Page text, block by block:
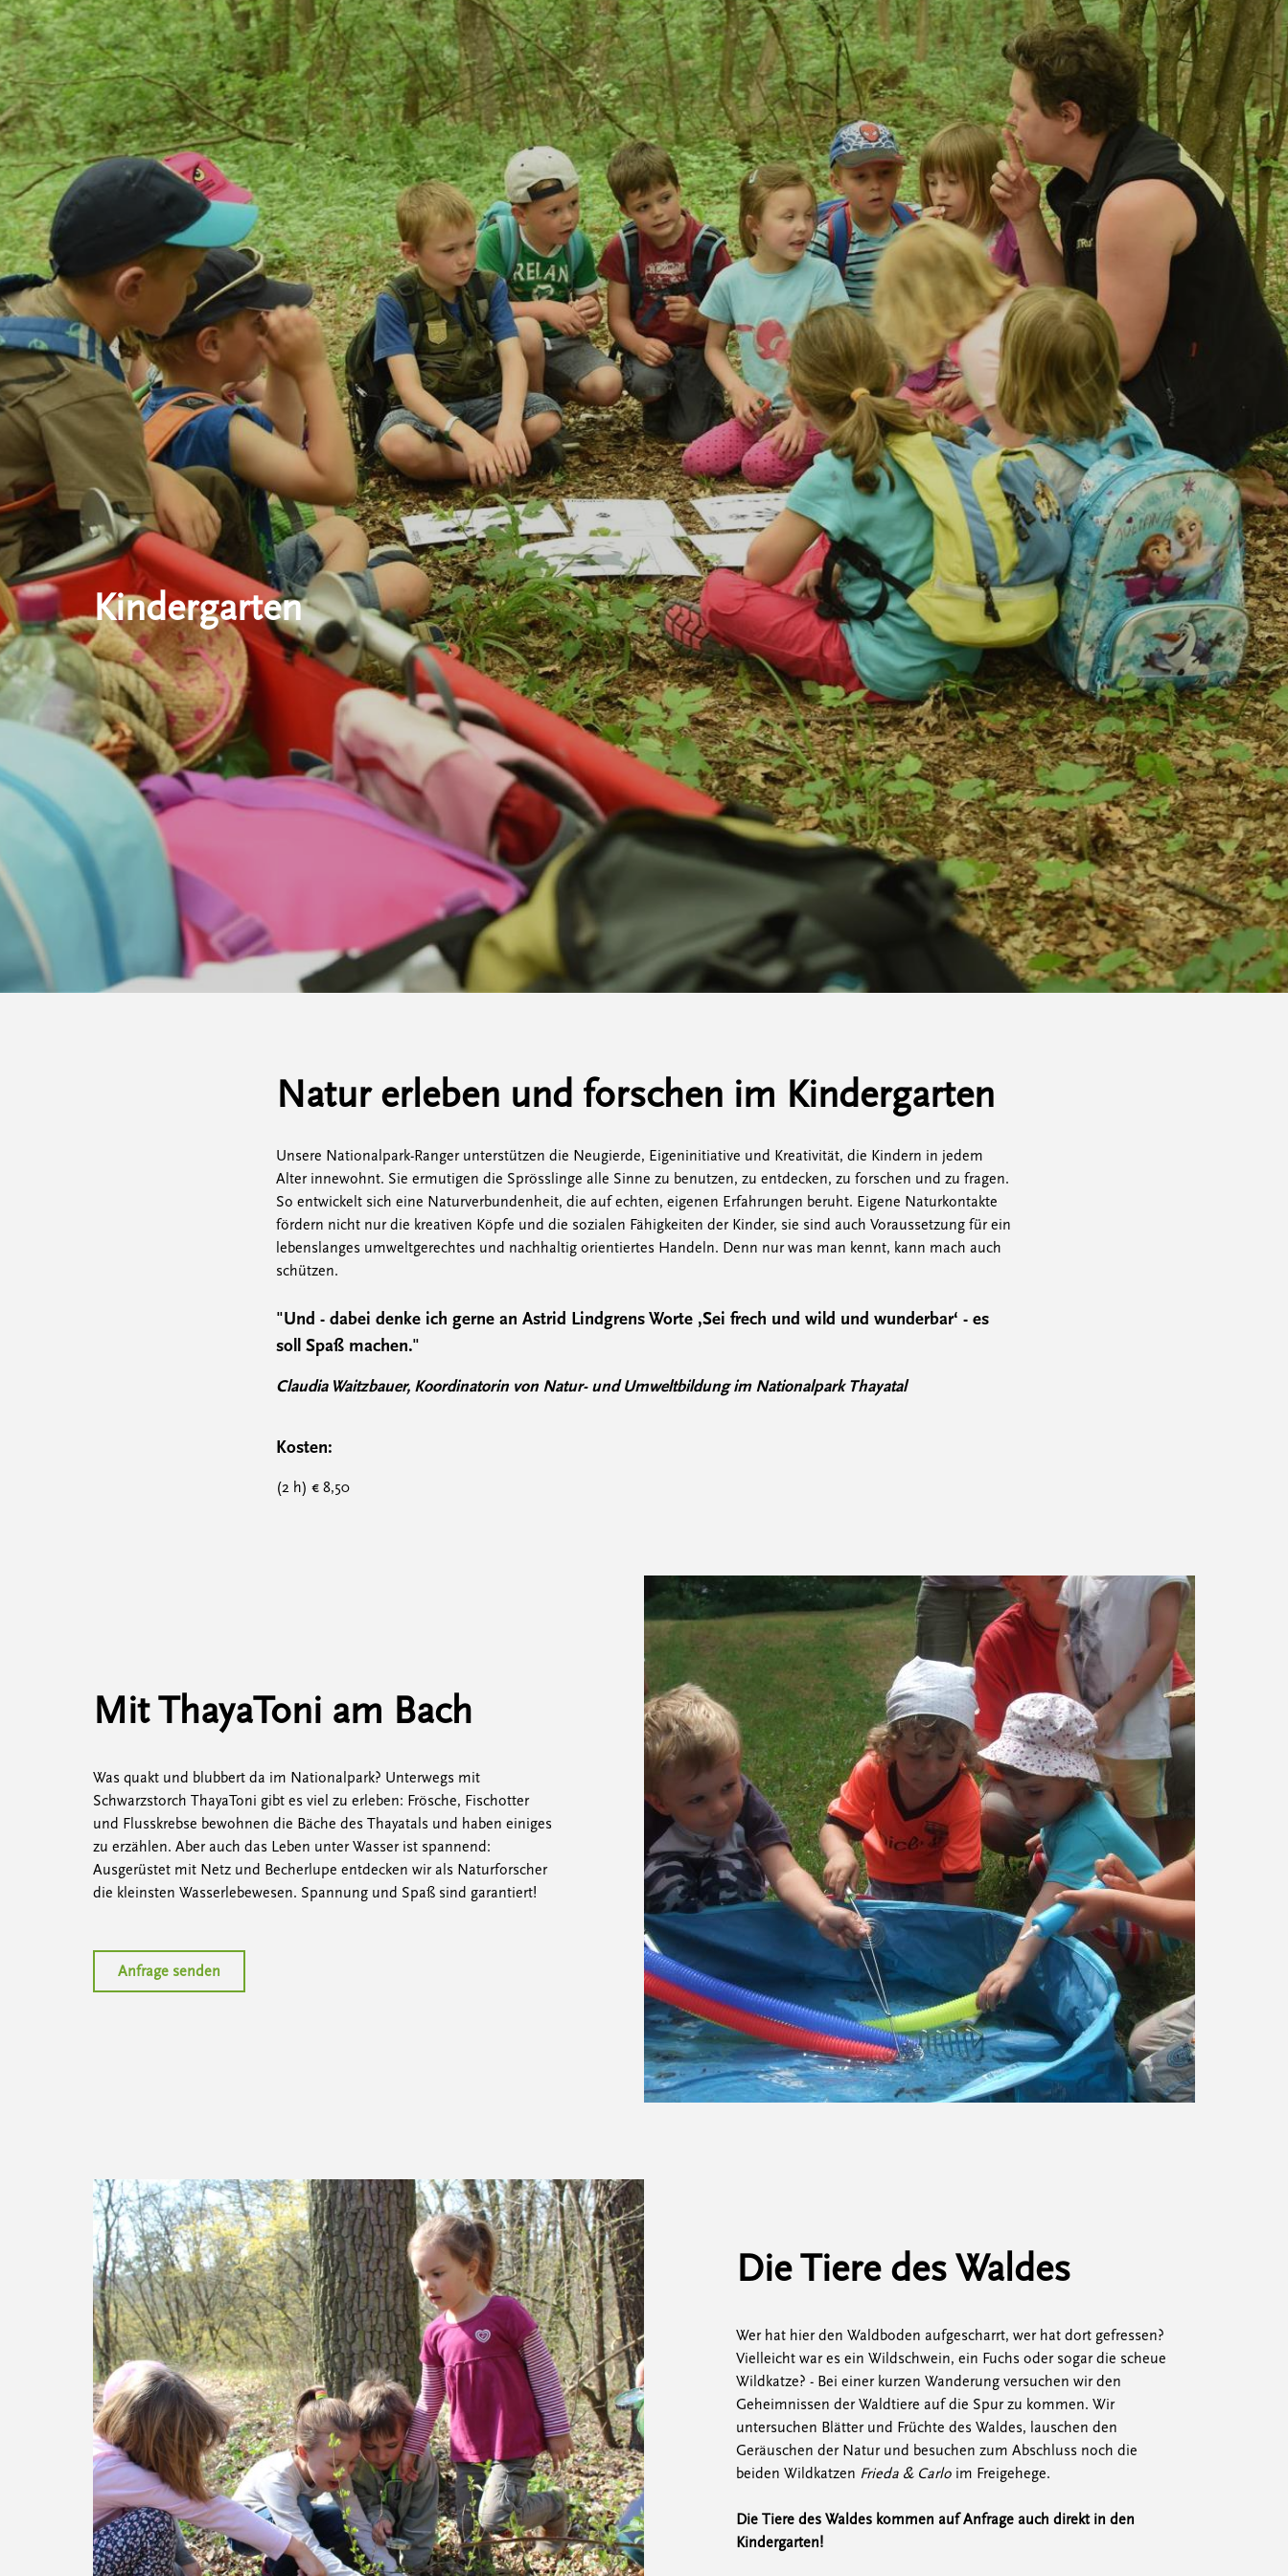
Kindergarten
Natur erleben und forschen im Kindergarten
Unsere Nationalpark-Ranger unterstützen die Neugierde, Eigeninitiative und Kreativität, die Kindern in jedem
Alter innewohnt. Sie ermutigen die Sprösslinge alle Sinne zu benutzen, zu entdecken, zu forschen und zu fragen.
So entwickelt sich eine Naturverbundenheit, die auf echten, eigenen Erfahrungen beruht. Eigene Naturkontakte
fördern nicht nur die kreativen Köpfe und die sozialen Fähigkeiten der Kinder, sie sind auch Voraussetzung für ein
lebenslanges umweltgerechtes und nachhaltig orientiertes Handeln. Denn nur was man kennt, kann mach auch
schützen.
"Und - dabei denke ich gerne an Astrid Lindgrens Worte ‚Sei frech und wild und wunderbar‘ - es
soll Spaß machen."
Claudia Waitzbauer, Koordinatorin von Natur- und Umweltbildung im Nationalpark Thayatal
Kosten:
(2 h) € 8,50
Mit ThayaToni am Bach
Was quakt und blubbert da im Nationalpark? Unterwegs mit
Schwarzstorch ThayaToni gibt es viel zu erleben: Frösche, Fischotter
und Flusskrebse bewohnen die Bäche des Thayatals und haben einiges
zu erzählen. Aber auch das Leben unter Wasser ist spannend:
Ausgerüstet mit Netz und Becherlupe entdecken wir als Naturforscher
die kleinsten Wasserlebewesen. Spannung und Spaß sind garantiert!
Anfrage senden
Die Tiere des Waldes
Wer hat hier den Waldboden aufgescharrt, wer hat dort gefressen?
Vielleicht war es ein Wildschwein, ein Fuchs oder sogar die scheue
Wildkatze? - Bei einer kurzen Wanderung versuchen wir den
Geheimnissen der Waldtiere auf die Spur zu kommen. Wir
untersuchen Blätter und Früchte des Waldes, lauschen den
Geräuschen der Natur und besuchen zum Abschluss noch die
beiden Wildkatzen Frieda & Carlo im Freigehege.
Die Tiere des Waldes kommen auf Anfrage auch direkt in den
Kindergarten!